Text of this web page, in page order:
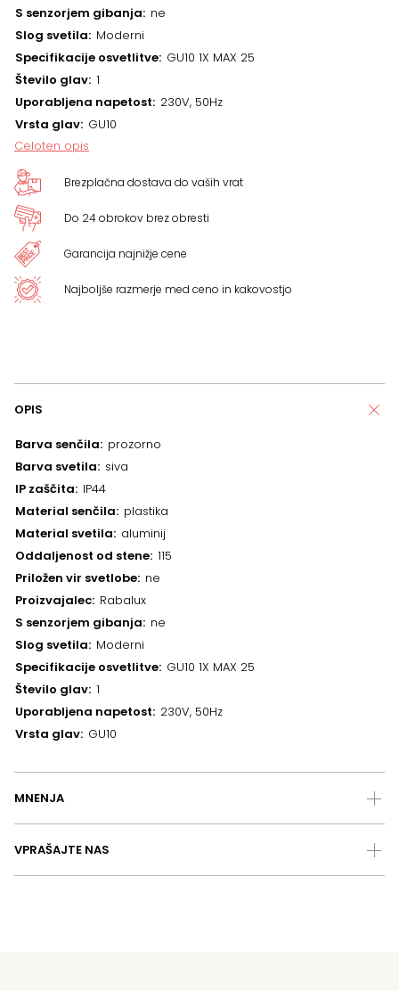
S senzorjem gibanja ne
Slog svetila Moderni
Specifikacije osvetlitve GU10 1X MAX 25
Število glav 1
Uporabljena napetost 230V, 50Hz
Vrsta glav GU10
Celoten opis
Brezplačna dostava do vaših vrat
Do 24 obrokov brez obresti
Garancija najnižje cene
Najboljše razmerje med ceno in kakovostjo
OPIS
Barva senčila prozorno
Barva svetila siva
IP zaščita IP44
Material senčila plastika
Material svetila aluminij
Oddaljenost od stene 115
Priložen vir svetlobe ne
Proizvajalec Rabalux
S senzorjem gibanja ne
Slog svetila Moderni
Specifikacije osvetlitve GU10 1X MAX 25
Število glav 1
Uporabljena napetost 230V, 50Hz
Vrsta glav GU10
MNENJA
VPRAŠAJTE NAS